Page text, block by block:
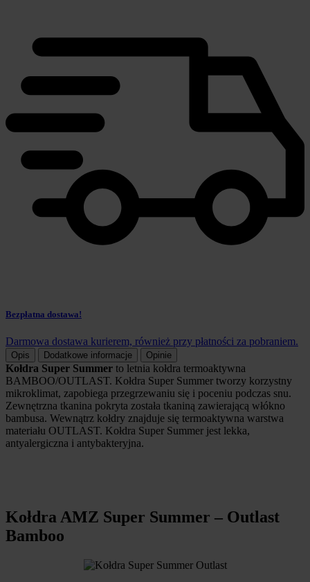
Bezpłatna dostawa!
Darmowa dostawa kurierem, również przy płatności za pobraniem.
Opis Dodatkowe informacje Opinie
Kołdra Super Summer to letnia kołdra termoaktywna
BAMBOO/OUTLAST. Kołdra Super Summer tworzy korzystny
mikroklimat, zapobiega przegrzewaniu się i poceniu podczas snu.
Zewnętrzna tkanina pokryta została tkaniną zawierającą włókno
bambusa. Wewnątrz kołdry znajduje się termoaktywna warstwa
materiału OUTLAST. Kołdra Super Summer jest lekka,
antyalergiczna i antybakteryjna.
Kołdra AMZ Super Summer – Outlast
Bamboo